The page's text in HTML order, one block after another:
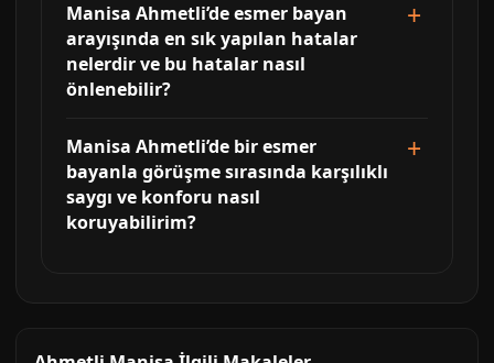
Manisa Ahmetli’de esmer bayan
arayışında en sık yapılan hatalar
nelerdir ve bu hatalar nasıl
önlenebilir?
Manisa Ahmetli’de bir esmer
bayanla görüşme sırasında karşılıklı
saygı ve konforu nasıl
koruyabilirim?